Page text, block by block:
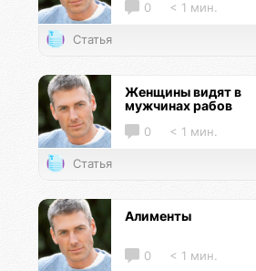
0 < 1 мин.
Статья
Женщины видят в
мужчинах рабов
0 < 1 мин.
Статья
Алименты
0 < 1 мин.